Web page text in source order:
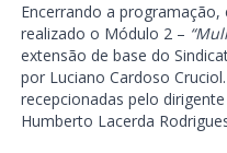
Encerrando a
realizado o Módulo 2 –
extensão de base do
por Luciano Cardoso
recepcionadas pelo
Humberto Lacerda